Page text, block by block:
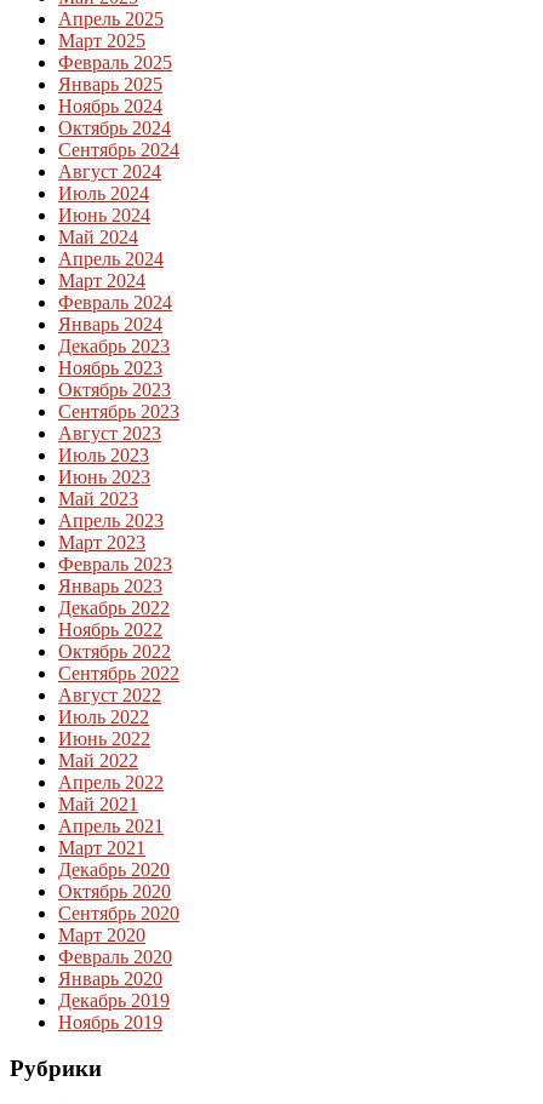
Апрель 2025
Март 2025
Февраль 2025
Январь 2025
Ноябрь 2024
Октябрь 2024
Сентябрь 2024
Август 2024
Июль 2024
Июнь 2024
Май 2024
Апрель 2024
Март 2024
Февраль 2024
Январь 2024
Декабрь 2023
Ноябрь 2023
Октябрь 2023
Сентябрь 2023
Август 2023
Июль 2023
Июнь 2023
Май 2023
Апрель 2023
Март 2023
Февраль 2023
Январь 2023
Декабрь 2022
Ноябрь 2022
Октябрь 2022
Сентябрь 2022
Август 2022
Июль 2022
Июнь 2022
Май 2022
Апрель 2022
Май 2021
Апрель 2021
Март 2021
Декабрь 2020
Октябрь 2020
Сентябрь 2020
Март 2020
Февраль 2020
Январь 2020
Декабрь 2019
Ноябрь 2019
Рубрики